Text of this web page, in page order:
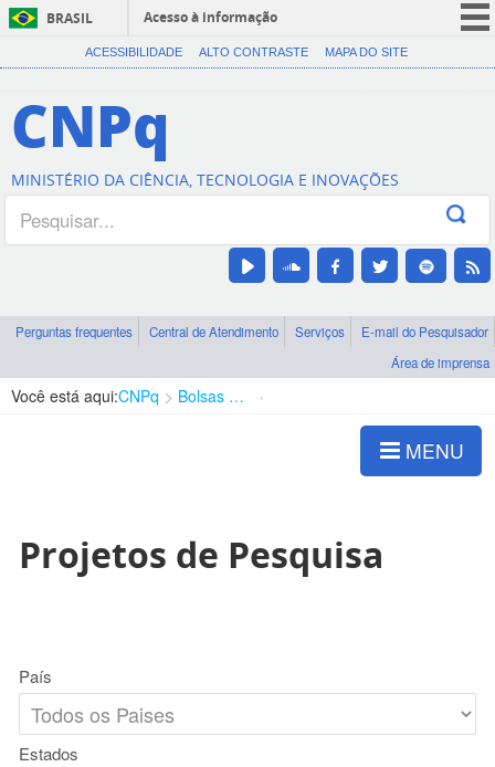
BRASIL
Acesso à informação
CORONAVÍRUS (COVID-19)
Canais
ACESSIBILIDADE ALTO CONTRASTE MAPA DO SITE
CNPq
MINISTÉRIO DA CIÊNCIA, TECNOLOGIA E INOVAÇÕES
Perguntas frequentes Central de Atendimento Serviços
E-mail do Pesquisador
Área de imprensa
Você está aqui:CNPq Bolsas e Auxílios Vigentes
MENU
Projetos de Pesquisa
País
Estados